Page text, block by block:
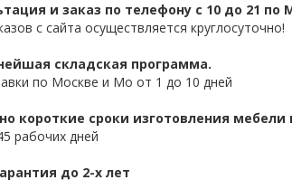
и заказ по телефону с 10 до 21 по
с сайта осуществляется круглосуточно!
складская программа.
по Москве и Мо от 1 до 10 дней
короткие сроки изготовления мебели
рабочих дней
до 2-х лет